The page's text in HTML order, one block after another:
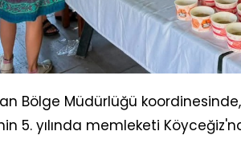
Bölge Müdürlüğü
5. yılında memleketi